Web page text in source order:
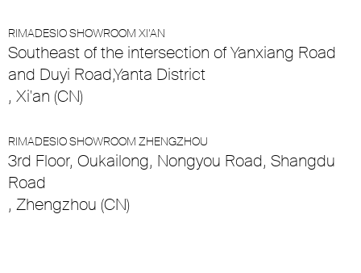
RIMADESIO SHOWROOM XI’AN
Southeast of the intersection of Yanxiang Road
and Duyi Road,Yanta District
, Xi'an (CN)
RIMADESIO SHOWROOM ZHENGZHOU
3rd Floor, Oukailong, Nongyou Road, Shangdu
Road
, Zhengzhou (CN)